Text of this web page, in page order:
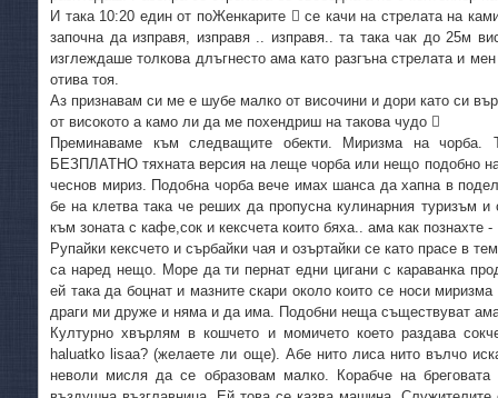
И така 10:20 един от поЖенкарите  се качи на стрелата на
започна да изправя, изправя .. изправя.. та така чак до 25м
изглеждаше толкова длъгнесто ама като разгъна стрелата и
отива тоя.
Аз признавам си ме е шубе малко от височини и дори като си
от високото а камо ли да ме похендриш на такова чудо 
Преминаваме към следващите обекти. Миризма на чорба.
БЕЗПЛАТНО тяхната версия на леще чорба или нещо подобно
чеснов мириз. Подобна чорба вече имах шанса да хапна в
бе на клетва така че реших да пропусна кулинарния туризъм и
към зоната с кафе,сок и кексчета които бяха.. ама как
Рупайки кексчето и сърбайки чая и озъртайки се като прасе в
са наред нещо. Море да ти пернат едни цигани с караванка
ей така да боцнат и мазните скари около които се носи
драги ми друже и няма и да има. Подобни неща съществуват
Културно хвърлям в кошчето и момичето което раздава
haluatko lisaa? (желаете ли още). Абе нито лиса нито вълчо
неволи мисля да се образовам малко. Корабче на